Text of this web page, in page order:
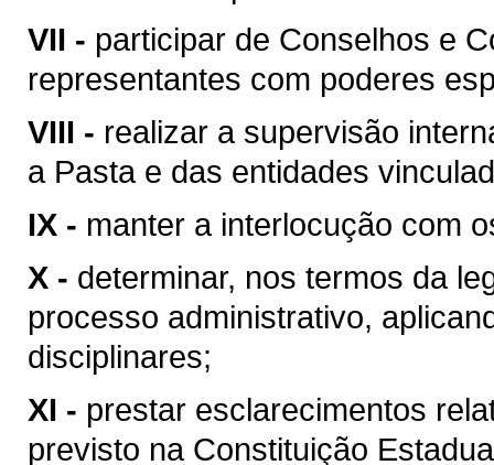
VII - participar de Conselhos e
representantes com poderes
VIII - realizar a supervisão
a Pasta e das entidades
IX - manter a interlocução com
X - determinar, nos termos da
processo administrativo,
disciplinares;
XI - prestar esclarecimentos
previsto na Constituição